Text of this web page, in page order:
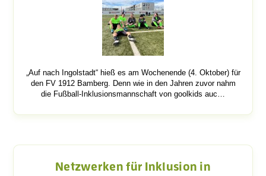
„Auf nach Ingolstadt“ hieß es am Wochenende (4. Oktober) für
den FV 1912 Bamberg. Denn wie in den Jahren zuvor nahm
die Fußball-Inklusionsmannschaft von goolkids auc…
Netzwerken für Inklusion in